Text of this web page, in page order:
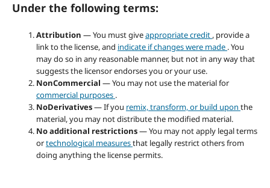
Under the following terms:
Attribution — You must giveappropriate credit , provide a
link to the license, and indicate if changes were made . You
may do so in any reasonable manner, but not in any way that
suggests the licensor endorses you or your use.
NonCommercial — You may not use the material for
commercial purposes .
NoDerivatives— If you remix, transform, or build upon the
material, you may not distribute the modified material.
No additional restrictions— You may not apply legal terms
ortechnological measuresthat legally restrict others from
doing anything the license permits.